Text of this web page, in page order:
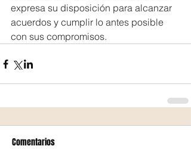
expresa su disposición para alcanzar
acuerdos y cumplir lo antes posible
con sus compromisos.
Comentarios